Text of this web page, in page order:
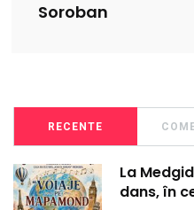
Soroban
RECENTE
La
dans, în